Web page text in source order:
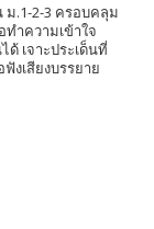
.1-2-3 ครอบคลุม
ทำความเข้าใจ
เจาะประเด็นที่
งเสียงบรรยาย